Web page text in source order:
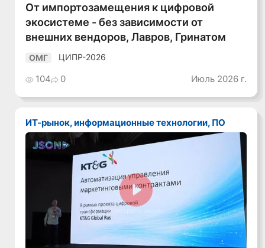
От импортозамещения к цифровой
экосистеме - без зависимости от
внешних вендоров, Лавров, Гринатом
ОМГ ЦИПР-2026
104 0 Июль 2026 г.
ИТ-рынок, информационные технологии, ПО
Смотреть видео